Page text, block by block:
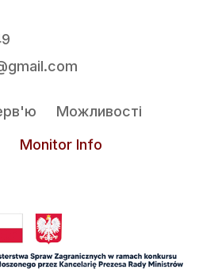
Можливості
Monitor Info